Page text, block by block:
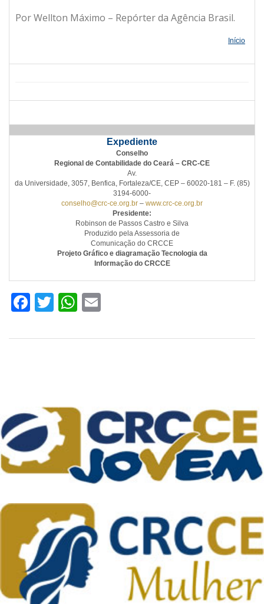
Por Wellton Máximo – Repórter da Agência Brasil.
Início
Expediente
Conselho
Regional de Contabilidade do Ceará – CRC-CE
Av.
da Universidade, 3057, Benfica, Fortaleza/CE, CEP – 60020-181 – F. (85)
3194-6000-
conselho@crc-ce.org.br – www.crc-ce.org.br
Presidente:
Robinson de Passos Castro e Silva
Produzido pela Assessoria de
Comunicação do CRCCE
Projeto Gráfico e diagramação Tecnologia da
Informação do CRCCE
Facebook
TwitterWhatsApp